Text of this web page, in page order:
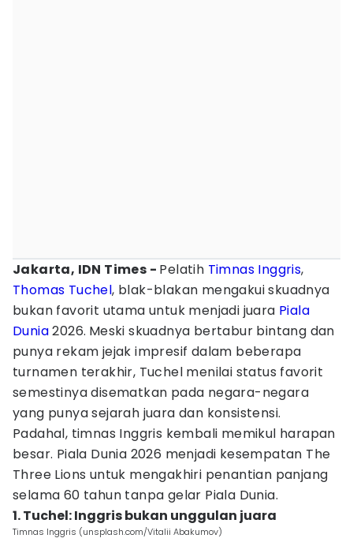
Jakarta, IDN Times - Pelatih Timnas Inggris,
Thomas Tuchel, blak-blakan mengakui skuadnya
bukan favorit utama untuk menjadi juara Piala
Dunia2026. Meski skuadnya bertabur bintang dan
punya rekam jejak impresif dalam beberapa
turnamen terakhir, Tuchel menilai status favorit
semestinya disematkan pada negara-negara
yang punya sejarah juara dan konsistensi.
Padahal, timnas Inggris kembali memikul harapan
besar. Piala Dunia 2026 menjadi kesempatan The
Three Lions untuk mengakhiri penantian panjang
selama 60 tahun tanpa gelar Piala Dunia.
1. Tuchel: Inggris bukan unggulan juara
Timnas Inggris (unsplash.com/Vitalii Abakumov)